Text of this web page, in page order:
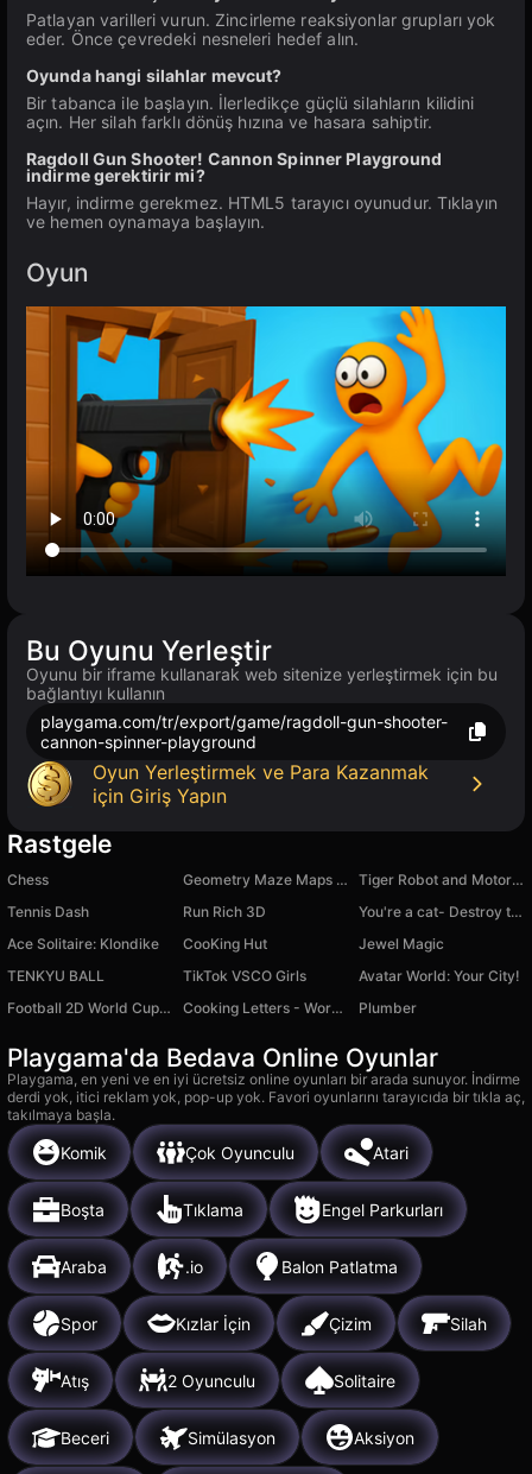
Patlayan varilleri vurun. Zincirleme reaksiyonlar grupları yok
eder. Önce çevredeki nesneleri hedef alın.
Oyunda hangi silahlar mevcut?
Bir tabanca ile başlayın. İlerledikçe güçlü silahların kilidini
açın. Her silah farklı dönüş hızına ve hasara sahiptir.
Ragdoll Gun Shooter! Cannon Spinner Playground
indirme gerektirir mi?
Hayır, indirme gerekmez. HTML5 tarayıcı oyunudur. Tıklayın
ve hemen oynamaya başlayın.
Oyun
Bu Oyunu Yerleştir
Oyunu bir iframe kullanarak web sitenize yerleştirmek için bu
bağlantıyı kullanın
playgama.com/tr/export/game/ragdoll-gun-shooter-
cannon-spinner-playground
Oyun Yerleştirmek ve Para Kazanmak
için Giriş Yapın
Rastgele
Chess Geometry Maze Maps V2
Tiger Robot and Motorcycle: Transformers
Tennis Dash
Run Rich 3D
You're a cat- Destroy the house
Ace Solitaire: Klondike
CooKing Hut
Jewel Magic
TENKYU BALL
TikTok VSCO Girls
Avatar World: Your City!
Football 2D World Cup 2026
Cooking Letters - Word Search Plumber
Playgama'da Bedava Online Oyunlar
Playgama, en yeni ve en iyi ücretsiz online oyunları bir arada sunuyor. İndirme
derdi yok, itici reklam yok, pop-up yok. Favori oyunlarını tarayıcıda bir tıkla aç,
takılmaya başla.
Komik Çok Oyunculu Atari
Boşta Tıklama Engel Parkurları
Araba .io Balon Patlatma
Spor Kızlar İçin Çizim Silah
Atış 2 Oyunculu Solitaire
Beceri Simülasyon Aksiyon